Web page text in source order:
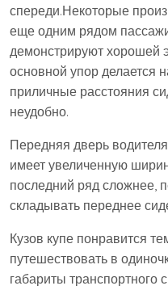
спереди.Некоторые
еще одним рядом
демонстрируют хорошей
основной упор делается
приличные расстояния
неудобно.
Передняя дверь
имеет увеличенную
последний ряд сложнее,
складывать переднее
Кузов купе понравится
путешествовать в
габариты транспортного